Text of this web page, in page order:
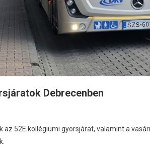
Debrecenben
52E kollégiumi gyorsjárat, valamint a